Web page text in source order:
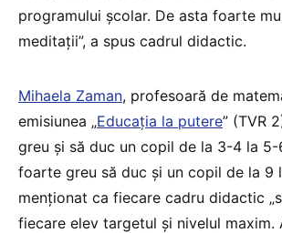
programului școlar. De asta foarte
meditații”, a spus cadrul didactic.
Mihaela Zaman, profesoară de
emisiunea „Educația la putere” (TVR
greu și să duc un copil de la 3-4 la 5-
foarte greu să duc și un copil de la 9
menționat ca fiecare cadru didactic
fiecare elev targetul și nivelul maxim.